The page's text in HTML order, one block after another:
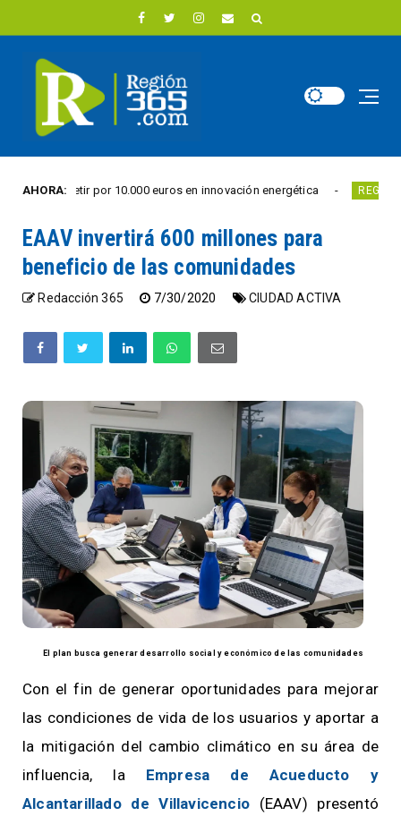
AHORA:por 10.000 euros en innovación energética REGIÓN DIGITAL
EAAV invertirá 600 millones para
beneficio de las comunidades
Redacción 365 7/30/2020 CIUDAD ACTIVA
El plan busca generar desarrollo social y económico de las comunidades
Con el fin de generar oportunidades para mejorar
las condiciones de vida de los usuarios y aportar a
la mitigación del cambio climático en su área de
influencia, la Empresa de Acueducto y
Alcantarillado de Villavicencio (EAAV) presentó